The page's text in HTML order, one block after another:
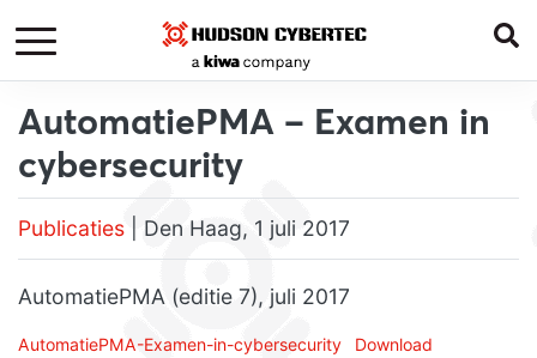
AutomatiePMA – Examen in
cybersecurity
Publicaties | Den Haag, 1 juli 2017
AutomatiePMA (editie 7), juli 2017
AutomatiePMA-Examen-in-cybersecurity Download